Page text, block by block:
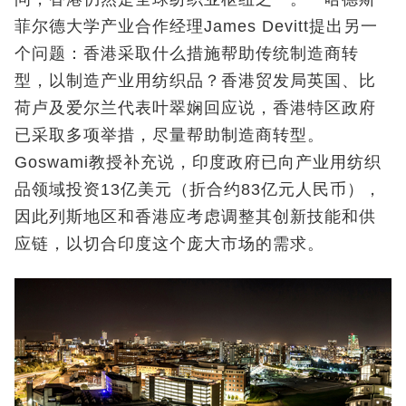
菲尔德大学产业合作经理James Devitt提出另一
个问题：香港采取什么措施帮助传统制造商转
型，以制造产业用纺织品？香港贸发局英国、比
荷卢及爱尔兰代表叶翠娴回应说，香港特区政府
已采取多项举措，尽量帮助制造商转型。
Goswami教授补充说，印度政府已向产业用纺织
品领域投资13亿美元（折合约83亿元人民币），
因此列斯地区和香港应考虑调整其创新技能和供
应链，以切合印度这个庞大市场的需求。